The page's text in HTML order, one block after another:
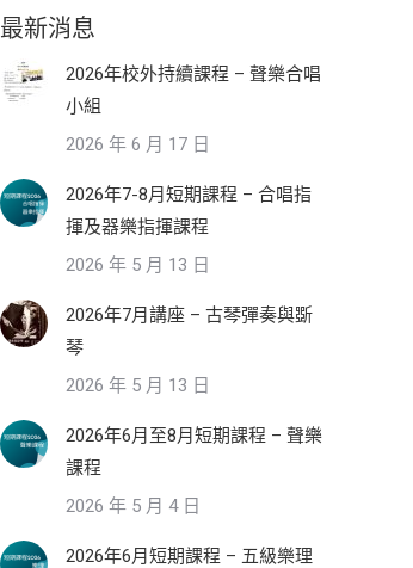
最新消息
2026年校外持續課程 – 聲樂合唱
小組
2026 年 6 月 17 日
2026年7-8月短期課程 – 合唱指
揮及器樂指揮課程
2026 年 5 月 13 日
2026年7月講座 – 古琴彈奏與斲
琴
2026 年 5 月 13 日
2026年6月至8月短期課程 – 聲樂
課程
2026 年 5 月 4 日
2026年6月短期課程 – 五級樂理